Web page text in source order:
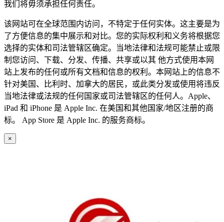
我们将毋须承担任何责任。
该网站可在全球范围内访问，不特定于任何实体。这主要是为
了方便信息的集中展示和对比。您的实际权利和义务将根据您
选择的实体和司法管辖区确定。当地法律和法规可能禁止或限
制您访问、下载、分发、传播、共享或以其 他方式使用本网
站上发布的任何或所有文档和信息的权利。本网站上的信息不
针对美国、比利时、加拿大的居民，或此类分发或使用将违反
当地法律或法规的任何国家或司法管辖区的任何人。Apple、
iPad 和 iPhone 是 Apple Inc. 在美国和其他国家/地区注册的商
标。 App Store 是 Apple Inc. 的服务商标。
×